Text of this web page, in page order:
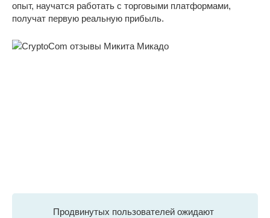
опыт, научатся работать с торговыми платформами,
получат первую реальную прибыль.
Продвинутых пользователей ожидают